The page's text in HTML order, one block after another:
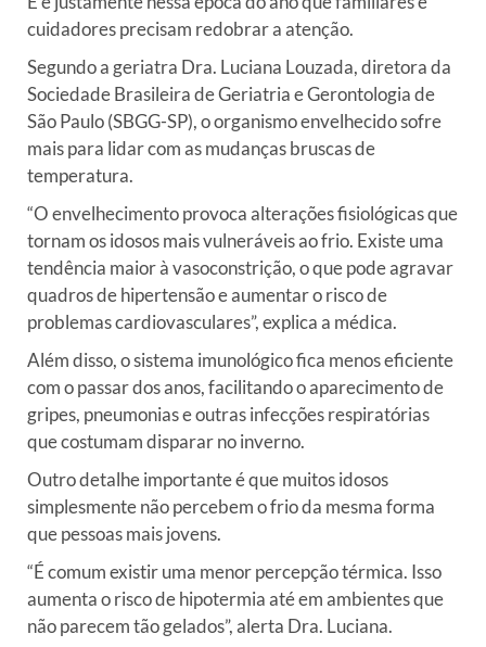
cuidadores precisam redobrar a atenção.
Segundo a geriatra Dra. Luciana Louzada, diretora da
Sociedade Brasileira de Geriatria e Gerontologia de
São Paulo (SBGG-SP), o organismo envelhecido sofre
mais para lidar com as mudanças bruscas de
temperatura.
“O envelhecimento provoca alterações fisiológicas que
tornam os idosos mais vulneráveis ao frio. Existe uma
tendência maior à vasoconstrição, o que pode agravar
quadros de hipertensão e aumentar o risco de
problemas cardiovasculares”, explica a médica.
Além disso, o sistema imunológico fica menos eficiente
com o passar dos anos, facilitando o aparecimento de
gripes, pneumonias e outras infecções respiratórias
que costumam disparar no inverno.
Outro detalhe importante é que muitos idosos
simplesmente não percebem o frio da mesma forma
que pessoas mais jovens.
“É comum existir uma menor percepção térmica. Isso
aumenta o risco de hipotermia até em ambientes que
não parecem tão gelados”, alerta Dra. Luciana.